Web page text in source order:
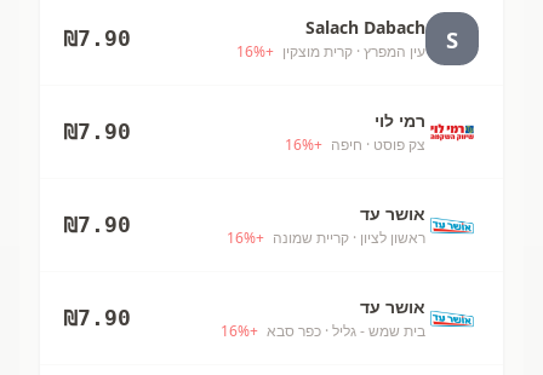
S
Salach Dabach
עין המפרץ · קרית מוצקין +
16%
₪7.90
רמי לוי
צק פוסט · חיפה +
16%
₪7.90
אושר עד
ראשון לציון · קריית שמונה +
16%
₪7.90
אושר עד
בית שמש - גליל · כפר סבא +
16%
₪7.90